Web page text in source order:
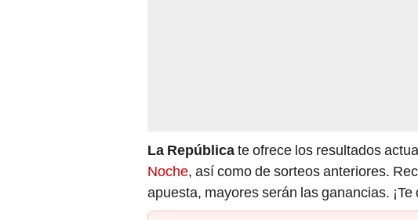
La Repúblicate ofrece los resultados
Noche, así como de sorteos anteriores.
apuesta, mayores serán las ganancias.